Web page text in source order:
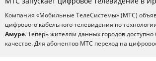
Компания «Мобильные ТелеСистемы» (МТС)
цифрового кабельного телевидения по
Амуре. Теперь жителям данных городов
качестве. Для абонентов МТС переход на